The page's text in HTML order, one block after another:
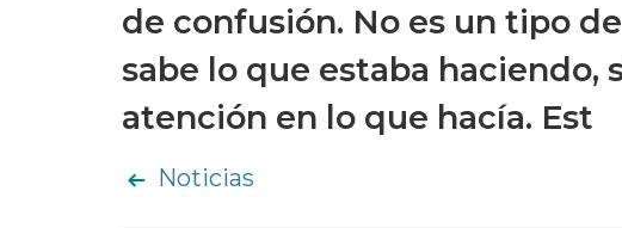
de confusión. No es un tipo
sabe lo que estaba
atención en lo que hacía. Est
Noticias